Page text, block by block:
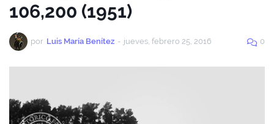
106,200 (1951)
por Luis María Benítez - jueves, febrero 25, 2016 0